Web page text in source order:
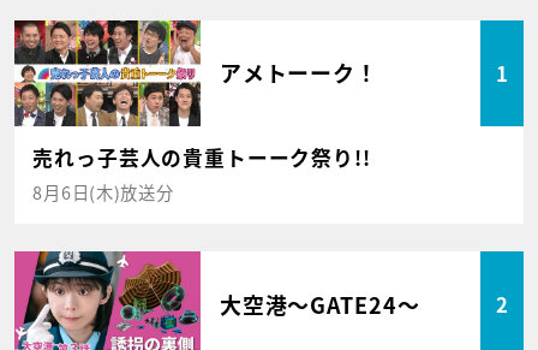
アメトーーク！ 1
売れっ子芸人の貴重トーーク祭り!!
8月6日(木)放送分
大空港～GATE24～ 2